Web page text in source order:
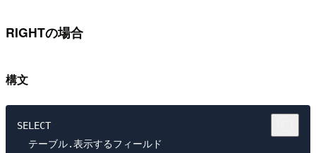
RIGHTの場合
構文
SELECT
  テーブル.表示するフィールド